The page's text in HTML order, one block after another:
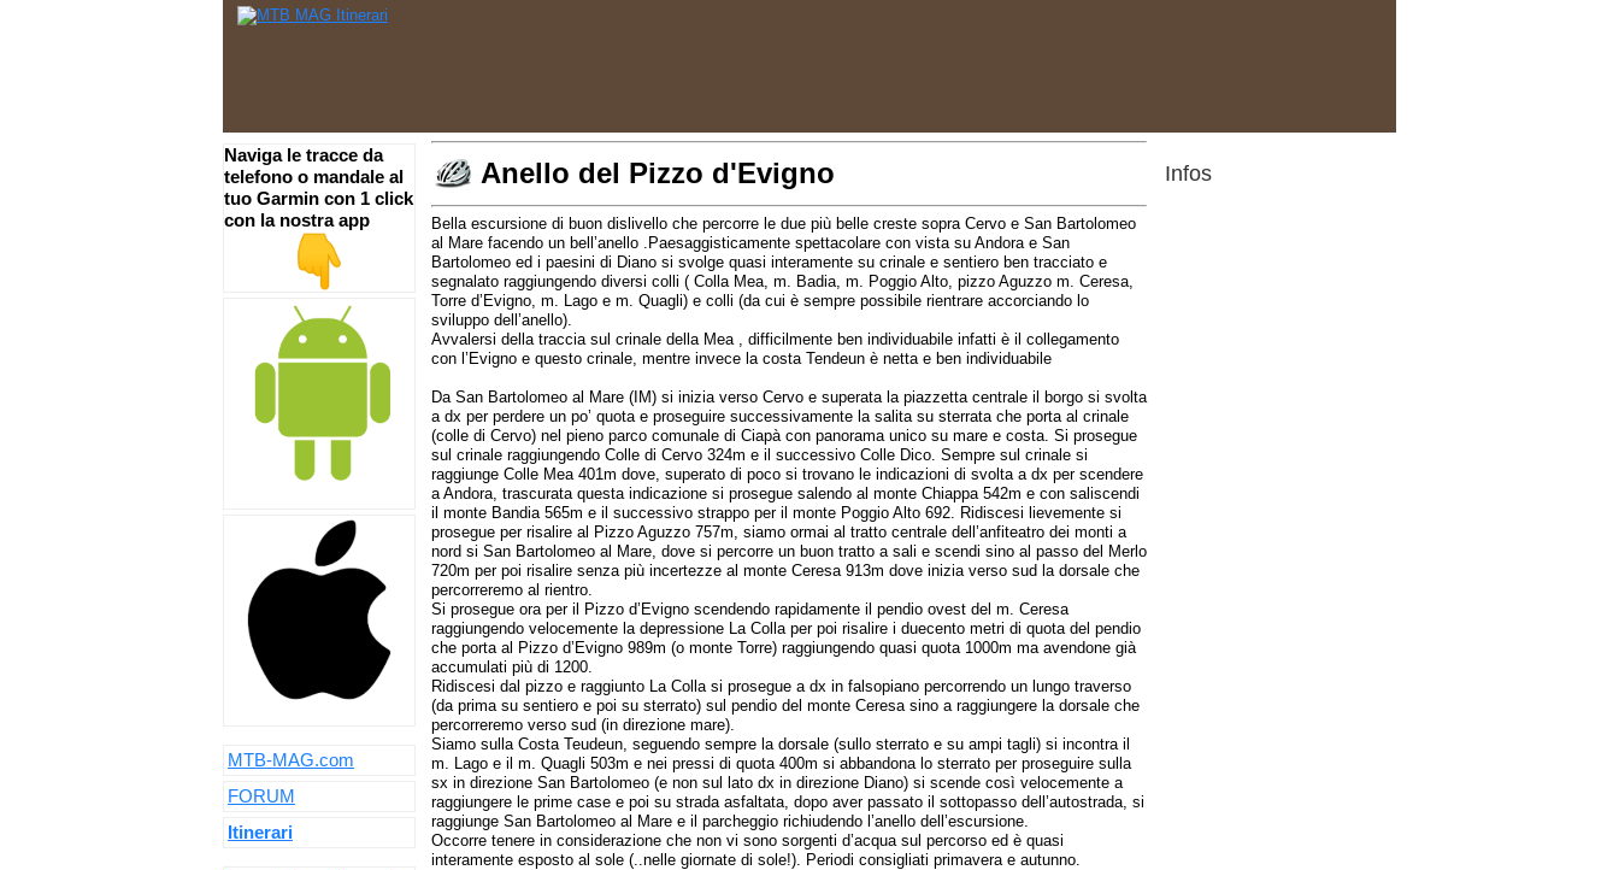
Anello del Pizzo d'Evigno
Bella escursione di buon dislivello che percorre le due più belle creste sopra Cervo e San Bartolomeo
al Mare facendo un bell’anello .Paesaggisticamente spettacolare con vista su Andora e San
Bartolomeo ed i paesini di Diano si svolge quasi interamente su crinale e sentiero ben tracciato e
segnalato raggiungendo diversi colli ( Colla Mea, m. Badia, m. Poggio Alto, pizzo Aguzzo m. Ceresa,
Torre d’Evigno, m. Lago e m. Quagli) e colli (da cui è sempre possibile rientrare accorciando lo
sviluppo dell’anello).
Avvalersi della traccia sul crinale della Mea , difficilmente ben individuabile infatti è il collegamento
con l’Evigno e questo crinale, mentre invece la costa Tendeun è netta e ben individuabile
Da San Bartolomeo al Mare (IM) si inizia verso Cervo e superata la piazzetta centrale il borgo si svolta
a dx per perdere un po’ quota e proseguire successivamente la salita su sterrata che porta al crinale
(colle di Cervo) nel pieno parco comunale di Ciapà con panorama unico su mare e costa. Si prosegue
sul crinale raggiungendo Colle di Cervo 324m e il successivo Colle Dico. Sempre sul crinale si
raggiunge Colle Mea 401m dove, superato di poco si trovano le indicazioni di svolta a dx per scendere
a Andora, trascurata questa indicazione si prosegue salendo al monte Chiappa 542m e con saliscendi
il monte Bandia 565m e il successivo strappo per il monte Poggio Alto 692. Ridiscesi lievemente si
prosegue per risalire al Pizzo Aguzzo 757m, siamo ormai al tratto centrale dell’anfiteatro dei monti a
nord si San Bartolomeo al Mare, dove si percorre un buon tratto a sali e scendi sino al passo del Merlo
720m per poi risalire senza più incertezze al monte Ceresa 913m dove inizia verso sud la dorsale che
percorreremo al rientro.
Si prosegue ora per il Pizzo d’Evigno scendendo rapidamente il pendio ovest del m. Ceresa
raggiungendo velocemente la depressione La Colla per poi risalire i duecento metri di quota del pendio
che porta al Pizzo d’Evigno 989m (o monte Torre) raggiungendo quasi quota 1000m ma avendone già
accumulati più di 1200.
Ridiscesi dal pizzo e raggiunto La Colla si prosegue a dx in falsopiano percorrendo un lungo traverso
(da prima su sentiero e poi su sterrato) sul pendio del monte Ceresa sino a raggiungere la dorsale che
percorreremo verso sud (in direzione mare).
Siamo sulla Costa Teudeun, seguendo sempre la dorsale (sullo sterrato e su ampi tagli) si incontra il
m. Lago e il m. Quagli 503m e nei pressi di quota 400m si abbandona lo sterrato per proseguire sulla
sx in direzione San Bartolomeo (e non sul lato dx in direzione Diano) si scende così velocemente a
raggiungere le prime case e poi su strada asfaltata, dopo aver passato il sottopasso dell’autostrada, si
raggiunge San Bartolomeo al Mare e il parcheggio richiudendo l’anello dell’escursione.
Occorre tenere in considerazione che non vi sono sorgenti d’acqua sul percorso ed è quasi
interamente esposto al sole (..nelle giornate di sole!). Periodi consigliati primavera e autunno.
Infos
Naviga le tracce da
telefono o mandale al
tuo Garmin con 1 click
con la nostra app
MTB-MAG.com
FORUM
Itinerari